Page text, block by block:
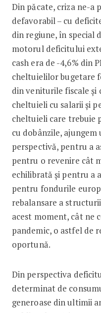
Din păcate, criza ne-a
defavorabil – cu
din regiune, în special
motorul deficitului
cash era de -4,6% din
cheltuielilor bugetare
din veniturile fiscale și
cheltuieli cu salarii și
cheltuieli care trebuie
cu dobânzile, ajungem
perspectivă, pentru a
pentru o revenire cât
echilibrată și pentru a
pentru fondurile
rebalansare a
acest moment, cât ne
pandemic, o astfel de
oportună.
Din perspectiva
determinat de
generoase din ultimii